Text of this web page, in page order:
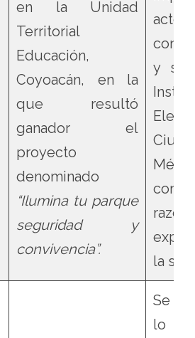
en la Unidad
Territorial
Educación,
Coyoacán, en la
que resultó
ganador el
proyecto
denominado
“Ilumina tu parque
seguridad y
convivencia”.
acto
y se
la
Se
lo